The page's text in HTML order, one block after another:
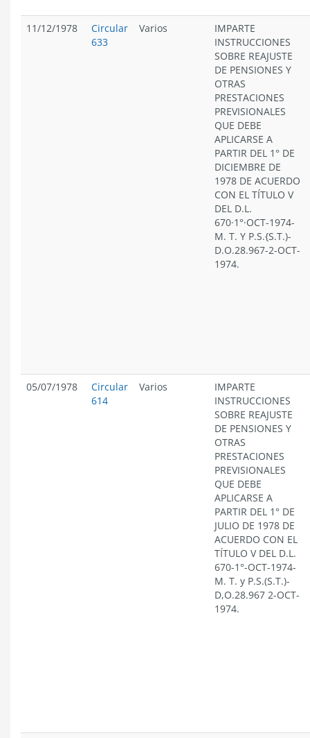
11/12/1978
Circular
633
Varios
IMPARTE
INSTRUCCIONES
SOBRE REAJUSTE
DE PENSIONES Y
OTRAS
PRESTACIONES
PREVISIONALES
QUE DEBE
APLICARSE A
PARTIR DEL 1° DE
DICIEMBRE DE
1978 DE ACUERDO
CON EL TÍTULO V
DEL D.L.
670·1°·OCT-1974-
M. T. Y P.S.{S.T.)-
D.O.28.967-2-OCT-
1974.
05/07/1978
Circular
614
Varios
IMPARTE
INSTRUCCIONES
SOBRE REAJUSTE
DE PENSIONES Y
OTRAS
PRESTACIONES
PREVISIONALES
QUE DEBE
APLICARSE A
PARTIR DEL 1° DE
JULIO DE 1978 DE
ACUERDO CON EL
TÍTULO V DEL D.L.
670-1°-OCT-1974-
M. T. y P.S.(S.T.)-
D,O.28.967 2-OCT-
1974.